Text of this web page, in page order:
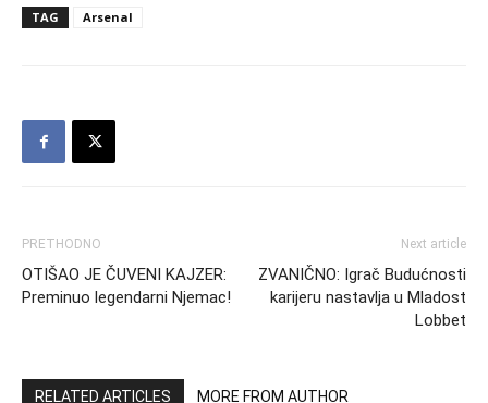
TAG Arsenal
PRETHODNO
OTIŠAO JE ČUVENI KAJZER:
Preminuo legendarni Njemac!
Next article
ZVANIČNO: Igrač Budućnosti
karijeru nastavlja u Mladost
Lobbet
RELATED ARTICLES MORE FROM AUTHOR